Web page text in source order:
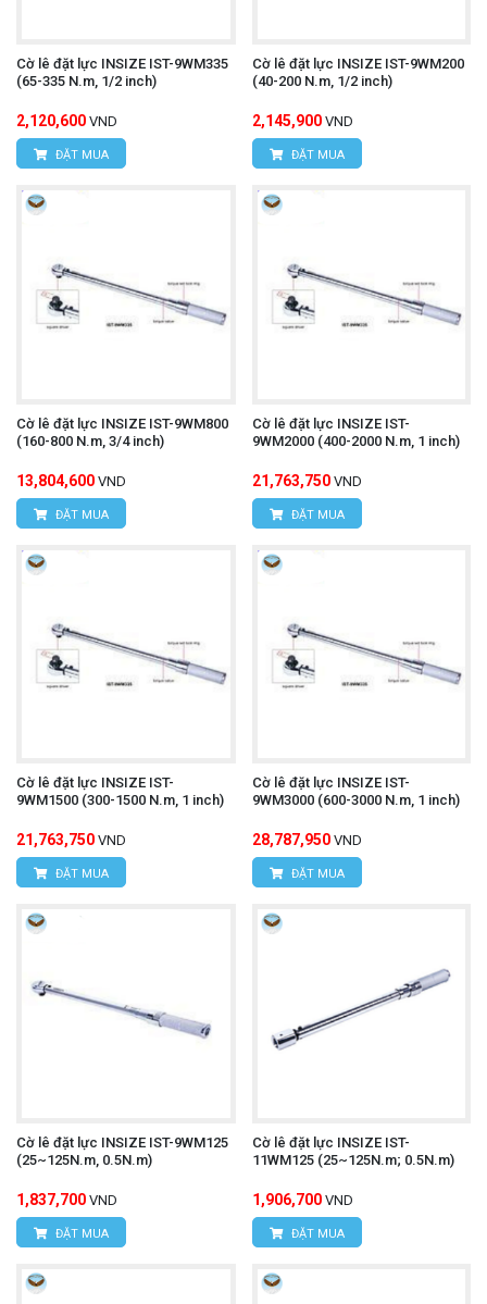
Cờ lê đặt lực INSIZE IST-9WM335
(65-335 N.m, 1/2 inch)
2,120,600 VND
ĐẶT MUA
Cờ lê đặt lực INSIZE IST-9WM200
(40-200 N.m, 1/2 inch)
2,145,900 VND
ĐẶT MUA
Cờ lê đặt lực INSIZE IST-9WM800
(160-800 N.m, 3/4 inch)
13,804,600 VND
ĐẶT MUA
Cờ lê đặt lực INSIZE IST-
9WM2000 (400-2000 N.m, 1 inch)
21,763,750 VND
ĐẶT MUA
Cờ lê đặt lực INSIZE IST-
9WM1500 (300-1500 N.m, 1 inch)
21,763,750 VND
ĐẶT MUA
Cờ lê đặt lực INSIZE IST-
9WM3000 (600-3000 N.m, 1 inch)
28,787,950 VND
ĐẶT MUA
Cờ lê đặt lực INSIZE IST-9WM125
(25~125N.m, 0.5N.m)
1,837,700 VND
ĐẶT MUA
Cờ lê đặt lực INSIZE IST-
11WM125 (25~125N.m; 0.5N.m)
1,906,700 VND
ĐẶT MUA